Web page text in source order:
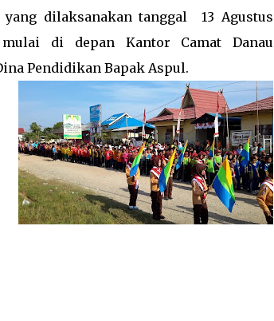
yang dilaksanakan tanggal 13 Agustus
di depan Kantor Camat Danau
Pendidikan Bapak Aspul.